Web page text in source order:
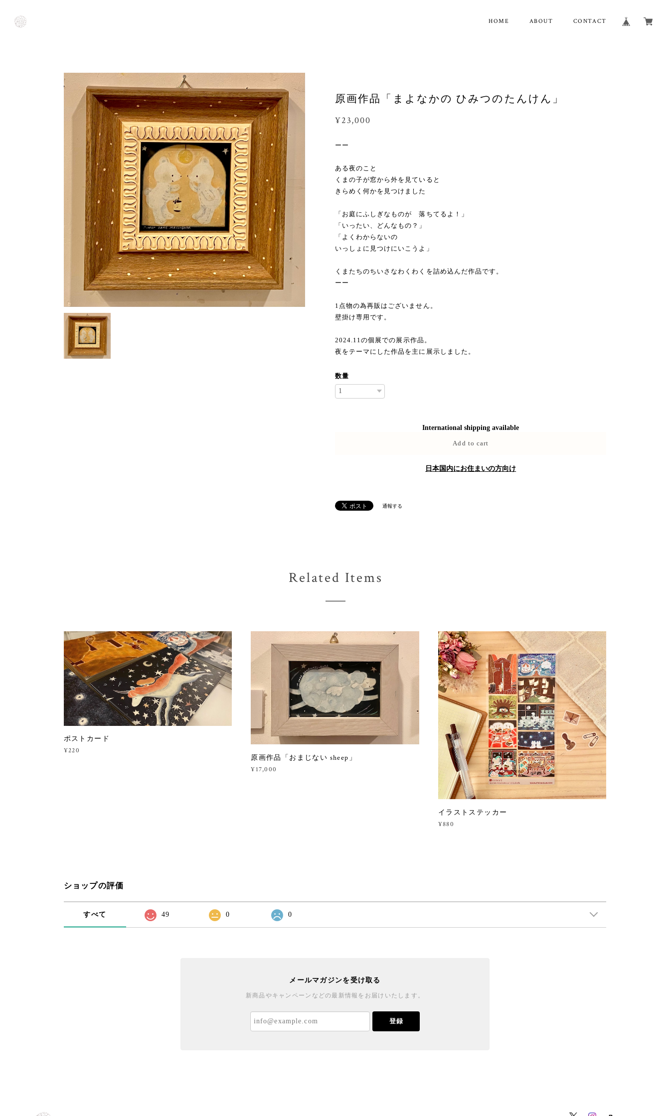
HOME ABOUT CONTACT
原画作品「まよなかの ひみつのたんけん」
¥23,000
ーー
ある夜のこと
くまの子が窓から外を見ていると
きらめく何かを見つけました
「お庭にふしぎなものが 落ちてるよ！」
「いったい、どんなもの？」
「よくわからないの
いっしょに見つけにいこうよ」
くまたちのちいさなわくわくを詰め込んだ作品です。
ーー
1点物の為再販はございません。
壁掛け専用です。
2024.11の個展での展示作品。
夜をテーマにした作品を主に展示しました。
数量
International shipping available
Add to cart
日本国内にお住まいの方向け
通報する
Related Items
ポストカード
¥220
原画作品「おまじない sheep」
¥17,000
イラストステッカー
¥880
ショップの評価
すべて 49 0 0
メールマガジンを受け取る
新商品やキャンペーンなどの最新情報をお届けいたします。
登録